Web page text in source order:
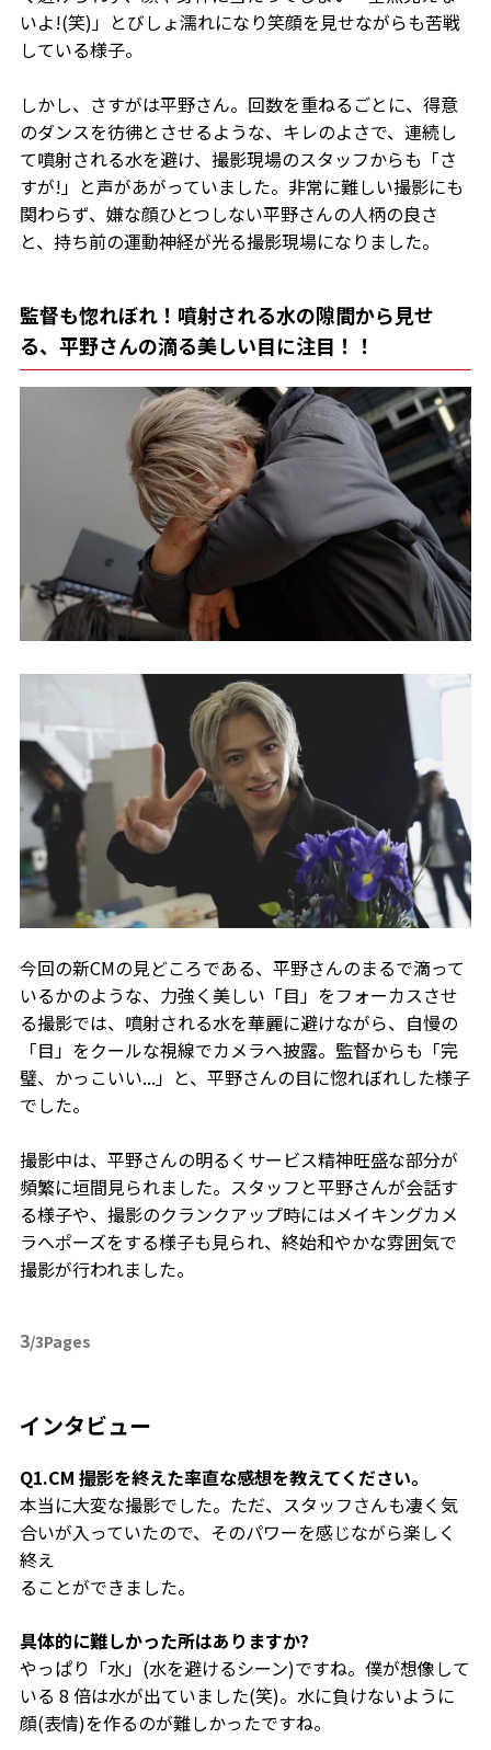
いよ!(笑)」とびしょ濡れになり笑顔を見せながらも苦戦
している様子。
しかし、さすがは平野さん。回数を重ねるごとに、得意
のダンスを彷彿とさせるような、キレのよさで、連続し
て噴射される水を避け、撮影現場のスタッフからも「さ
すが!」と声があがっていました。非常に難しい撮影にも
関わらず、嫌な顔ひとつしない平野さんの人柄の良さ
と、持ち前の運動神経が光る撮影現場になりました。
監督も惚れぼれ！噴射される水の隙間から見せ
る、平野さんの滴る美しい目に注目！！
今回の新CMの見どころである、平野さんのまるで滴って
いるかのような、力強く美しい「目」をフォーカスさせ
る撮影では、噴射される水を華麗に避けながら、自慢の
「目」をクールな視線でカメラへ披露。監督からも「完
璧、かっこいい...」と、平野さんの目に惚れぼれした様子
でした。
撮影中は、平野さんの明るくサービス精神旺盛な部分が
頻繁に垣間見られました。スタッフと平野さんが会話す
る様子や、撮影のクランクアップ時にはメイキングカメ
ラへポーズをする様子も見られ、終始和やかな雰囲気で
撮影が行われました。
3/3Pages
インタビュー
Q1.CM 撮影を終えた率直な感想を教えてください。
本当に大変な撮影でした。ただ、スタッフさんも凄く気
合いが入っていたので、そのパワーを感じながら楽しく
終え
ることができました。
具体的に難しかった所はありますか?
やっぱり「水」(水を避けるシーン)ですね。僕が想像して
いる 8 倍は水が出ていました(笑)。水に負けないように
顔(表情)を作るのが難しかったですね。